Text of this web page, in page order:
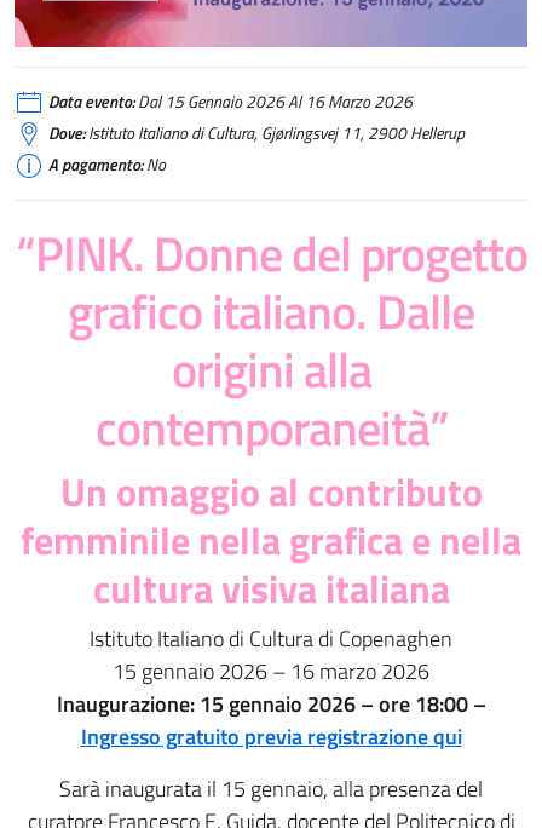
Data evento:Dal 15 Gennaio 2026 Al 16 Marzo 2026
Dove:Istituto Italiano di Cultura, Gjørlingsvej 11, 2900 Hellerup
A pagamento:No
“PINK. Donne del progetto
grafico italiano. Dalle
origini alla
contemporaneità”
Un omaggio al contributo
femminile nella grafica e nella
cultura visiva italiana
Istituto Italiano di Cultura di Copenaghen
15 gennaio 2026 – 16 marzo 2026
Inaugurazione: 15 gennaio 2026 – ore 18:00 –
Ingresso gratuito previa registrazione qui
Sarà inaugurata il 15 gennaio, alla presenza del
curatore Francesco E. Guida, docente del Politecnico di